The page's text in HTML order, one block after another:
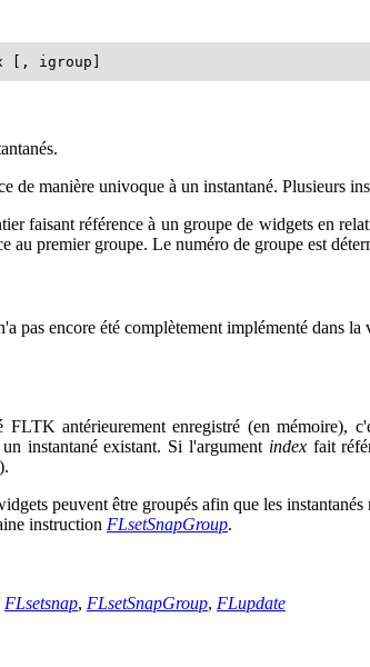
[, igroup]
de manière univoque à un instantané. Plusieurs
faisant référence à un groupe de widgets en
au premier groupe. Le numéro de groupe est
pas encore été complètement implémenté dans
FLTK antérieurement enregistré (en mémoire),
instantané existant. Si l'argument indexfait
).
peuvent être groupés afin que les
instruction FLsetSnapGroup.
FLsetsnap, FLsetSnapGroup, FLupdate